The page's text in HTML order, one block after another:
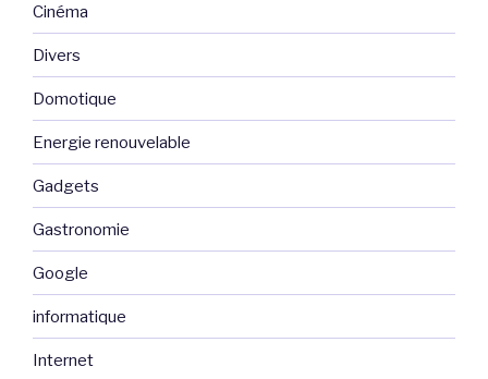
Cinéma
Divers
Domotique
Energie renouvelable
Gadgets
Gastronomie
Google
informatique
Internet